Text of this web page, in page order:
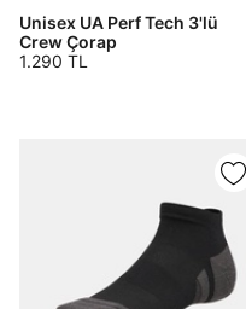
Unisex UA Perf Tech 3'lü
Crew Çorap
1.290 TL